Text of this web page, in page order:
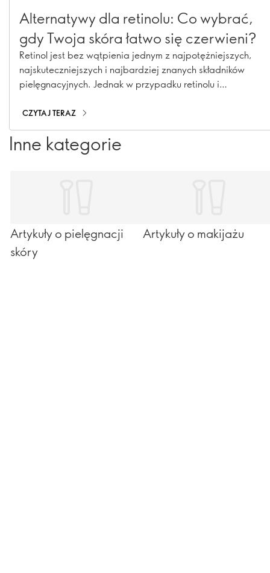
Alternatywy dla retinolu: Co wybrać,
gdy Twoja skóra łatwo się czerwieni?
Retinol jest bez wątpienia jednym z najpotężniejszych,
najskuteczniejszych i najbardziej znanych składników
pielęgnacyjnych. Jednak w przypadku retinolu i
czynnych, ich skuteczność może mieć wysoką cenę, jeśli
masz wrażliwą skórę - mogą powodować dyskomfort.
CZYTAJ TERAZ
Inne kategorie
Artykuły o pielęgnacji
skóry
Artykuły o makijażu